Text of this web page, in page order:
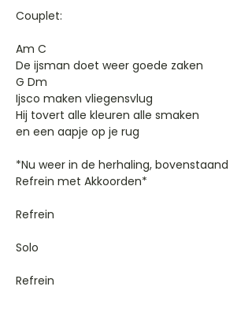
Couplet:
Am C
De ijsman doet weer goede zaken
G Dm
Ijsco maken vliegensvlug
Hij tovert alle kleuren alle smaken
en een aapje op je rug
*Nu weer in de herhaling, bovenstaand
Refrein met Akkoorden*
Refrein
Solo
Refrein